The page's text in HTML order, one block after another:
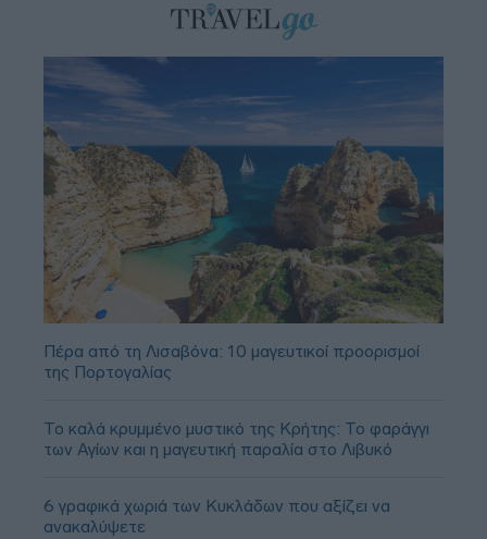
Πέρα από τη Λισαβόνα: 10 μαγευτικοί προορισμοί
της Πορτογαλίας
Το καλά κρυμμένο μυστικό της Κρήτης: Το φαράγγι
των Αγίων και η μαγευτική παραλία στο Λιβυκό
6 γραφικά χωριά των Κυκλάδων που αξίζει να
ανακαλύψετε